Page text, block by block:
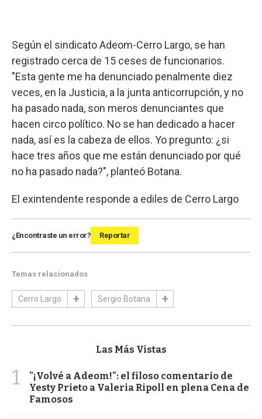
Según el sindicato Adeom-Cerro Largo, se han
registrado cerca de 15 ceses de funcionarios.
"Esta gente me ha denunciado penalmente diez
veces, en la Justicia, a la junta anticorrupción, y no
ha pasado nada, son meros denunciantes que
hacen circo político. No se han dedicado a hacer
nada, así es la cabeza de ellos. Yo pregunto: ¿si
hace tres años que me están denunciado por qué
no ha pasado nada?", planteó Botana.
El exintendente responde a ediles de Cerro Largo
¿Encontraste un error? Reportar
Temas relacionados
Cerro Largo Sergio Botana
Las Más Vistas
1
"¡Volvé a Adeom!": el filoso comentario de
Yesty Prieto a Valeria Ripoll en plena Cena de
Famosos